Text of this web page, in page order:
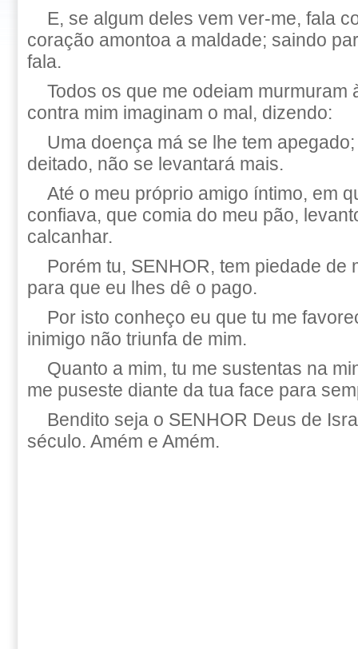
E, se algum deles vem ver-me, fala
coração amontoa a maldade; saindo
fala.
Todos os que me odeiam murmuram
contra mim imaginam o mal, dizendo:
Uma doença má se lhe tem
deitado, não se levantará mais.
Até o meu próprio amigo íntimo, em
confiava, que comia do meu pão,
calcanhar.
Porém tu, SENHOR, tem piedade de
para que eu lhes dê o pago.
Por isto conheço eu que tu me
inimigo não triunfa de mim.
Quanto a mim, tu me sustentas na
me puseste diante da tua face para
Bendito seja o SENHOR Deus de
século. Amém e Amém.